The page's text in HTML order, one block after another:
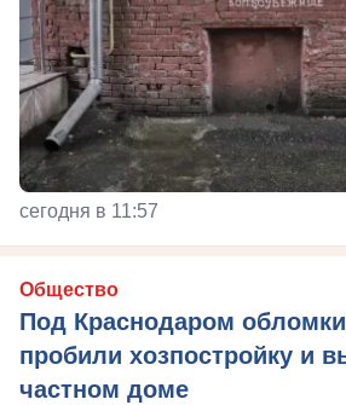
сегодня в 11:57
Общество
Под Краснодаром
пробили хозпостройку и
частном доме